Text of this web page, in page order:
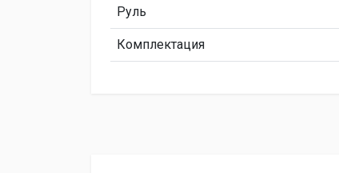
Руль
Комплектация